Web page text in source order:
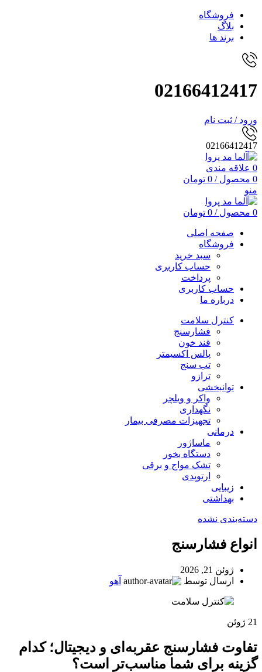
فروشگاه
بلاگ
برند ها
02166412417
ورود / ثبت نام
02166412417
0 علاقه مندی
0 محصول /
0 تومان
منو
0 محصول /
0 تومان
صفحه اصلی
فروشگاه
سبد خرید
حساب کاربری
پرداخت
حساب کاربری
درباره ما
کنترل سلامت
فشارسنج
قند خون
پالس اکسیمتر
تب سنج
ترازو
توانبخشی
واکر و ویلچر
نگهداری
تجهیزات مصرفی بیمار
درمانی
ماساژور
دستگاه بخور
تشک مواج و برقی
ارتوپدی
زیبایی
بهداشتی
دسته‌بندی نشده
انواع فشارسنج
ژوئن 21, 2026
ارسال توسط
آهو
21 ژوئن
تفاوت فشارسنج عقربه‌ای و دیجیتال؛ کدام
گزینه برای شما مناسب‌تر است؟